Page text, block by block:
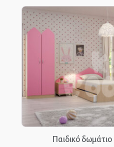
Παιδικό